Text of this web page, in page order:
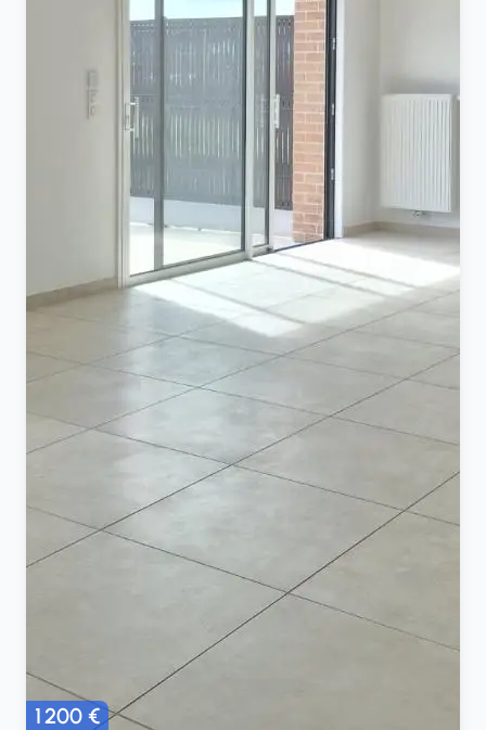
1 200 €